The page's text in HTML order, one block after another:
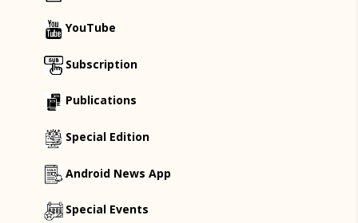
YouTube
Subscription
Publications
Special Edition
Android News App
Special Events